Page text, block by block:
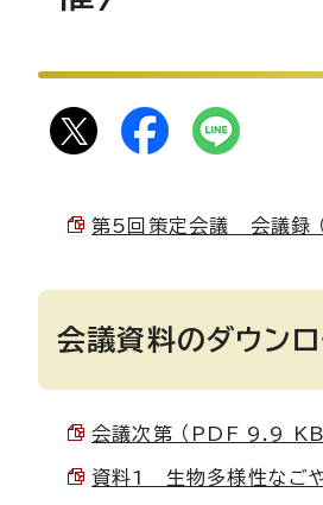
第5回策定会議 会議録
会議資料のダウンロ
会議次第 （PDF 9.9 KB
資料1 生物多様性なご